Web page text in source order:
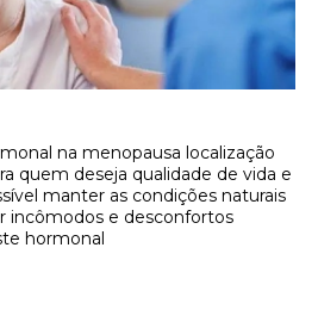
na menopausa localização
quem deseja qualidade de vida e
manter as condições naturais
incômodos e desconfortos
hormonal